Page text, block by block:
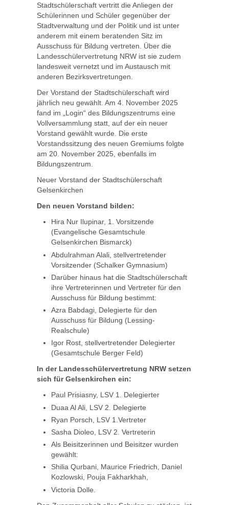
Stadtschülerschaft vertritt die Anliegen der
Schülerinnen und Schüler gegenüber der
Stadtverwaltung und der Politik und ist unter
anderem mit einem beratenden Sitz im
Ausschuss für Bildung vertreten. Über die
Landesschülervertretung NRW ist sie zudem
landesweit vernetzt und im Austausch mit
anderen Bezirksvertretungen.
Der Vorstand der Stadtschülerschaft wird
jährlich neu gewählt. Am 4. November 2025
fand im „Login“ des Bildungszentrums eine
Vollversammlung statt, auf der ein neuer
Vorstand gewählt wurde. Die erste
Vorstandssitzung des neuen Gremiums folgte
am 20. November 2025, ebenfalls im
Bildungszentrum.
Neuer Vorstand der Stadtschülerschaft
Gelsenkirchen
Den neuen Vorstand bilden:
Hira Nur Ilupinar, 1. Vorsitzende
(Evangelische Gesamtschule
Gelsenkirchen Bismarck)
Abdulrahman Alali, stellvertretender
Vorsitzender (Schalker Gymnasium)
Darüber hinaus hat die Stadtschülerschaft
ihre Vertreterinnen und Vertreter für den
Ausschuss für Bildung bestimmt:
Azra Babdagi, Delegierte für den
Ausschuss für Bildung (Lessing-
Realschule)
Igor Rost, stellvertretender Delegierter
(Gesamtschule Berger Feld)
In der Landesschülervertretung NRW setzen
sich für Gelsenkirchen ein:
Paul Prisiasny, LSV 1. Delegierter
Duaa Al Ali, LSV 2. Delegierte
Ryan Porsch, LSV 1.Vertreter
Sasha Dioleo, LSV 2. Vertreterin
Als Beisitzerinnen und Beisitzer wurden
gewählt:
Shilia Qurbani, Maurice Friedrich, Daniel
Kozlowski, Pouja Fakharkhah,
Victoria Dolle.